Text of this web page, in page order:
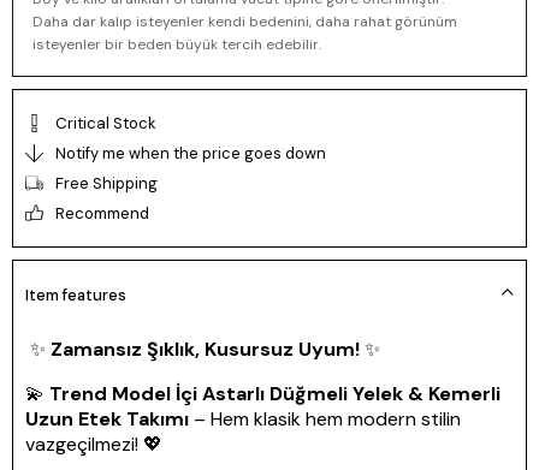
Daha dar kalıp isteyenler kendi bedenini, daha rahat görünüm
isteyenler bir beden büyük tercih edebilir.
Critical Stock
Notify me when the price goes down
Free Shipping
Recommend
Item features
✨ Zamansız Şıklık, Kusursuz Uyum!✨
💫 Trend Model İçi Astarlı Düğmeli Yelek & Kemerli
Uzun Etek Takımı – Hem klasik hem modern stilin
vazgeçilmezi! 💖